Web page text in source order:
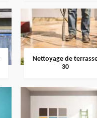
Nettoyage de
30